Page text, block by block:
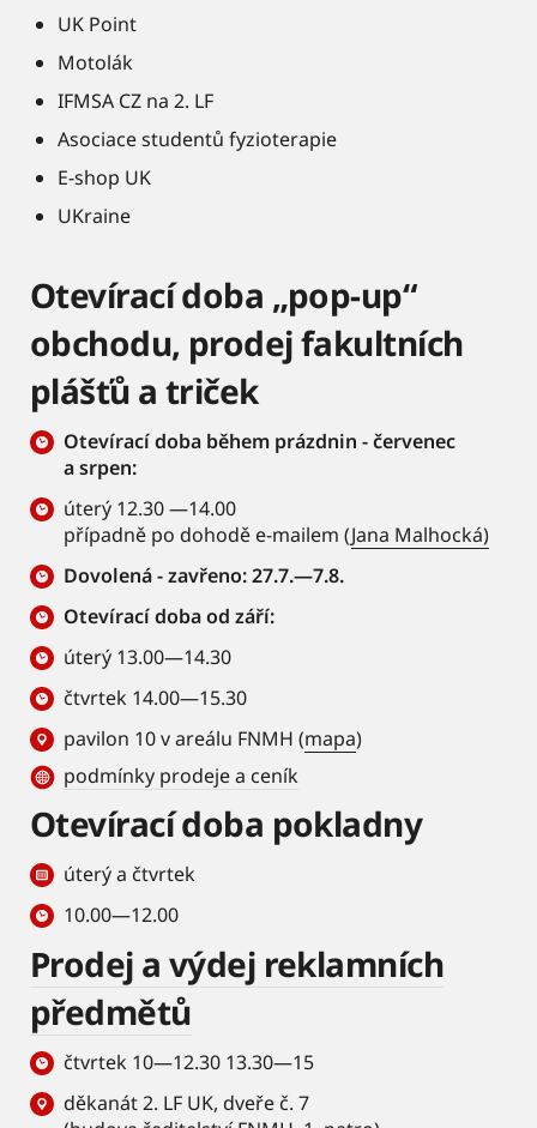
UK Point
Motolák
IFMSA CZ na 2. LF
Asociace studentů fyzioterapie
E-shop UK
UKraine
Otevírací doba „pop-up“
obchodu, prodej fakultních
plášťů a triček
Otevírací doba během prázdnin - červenec
a srpen:
úterý 12.30 —14.00
případně po dohodě e-mailem (Jana Malhocká)
Dovolená - zavřeno: 27.7.—7.8.
Otevírací doba od září:
úterý 13.00—14.30
čtvrtek 14.00—15.30
pavilon 10 v areálu FNMH (mapa)
podmínky prodeje a ceník
Otevírací doba pokladny
úterý a čtvrtek
10.00—12.00
Prodej a výdej reklamních
předmětů
čtvrtek 10—12.30 13.30—15
děkanát 2. LF UK, dveře č. 7